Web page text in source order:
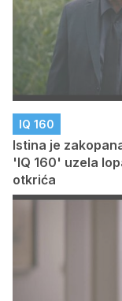
IQ 160
Istina je
'IQ 160' uzela
otkrića